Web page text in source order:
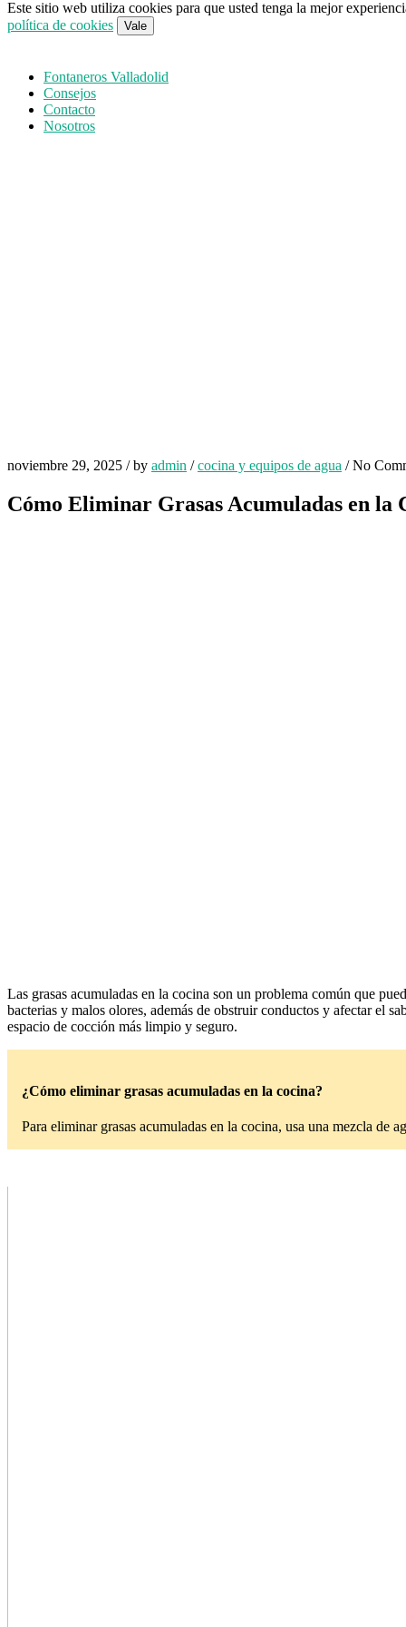
Fontaneros Valladolid
Consejos
Contacto
Nosotros
noviembre 29, 2025 /by admin /cocina y equipos de agua /No
Cómo Eliminar Grasas Acumuladas en la
Las grasas acumuladas en la cocina son un problema común que
bacterias y malos olores, además de obstruir conductos y afectar el
espacio de cocción más limpio y seguro.
¿Cómo eliminar grasas acumuladas en la cocina?
Para eliminar grasas acumuladas en la cocina, usa una mezcla de
Este sitio web utiliza cookies para que usted tenga la mejor
política de cookies
Vale